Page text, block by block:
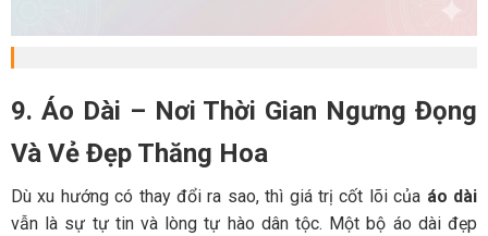
9. Áo Dài – Nơi Thời Gian Ngưng Đọng
Và Vẻ Đẹp Thăng Hoa
Dù xu hướng có thay đổi ra sao, thì giá trị cốt lõi của áo dài
vẫn là sự tự tin và lòng tự hào dân tộc. Một bộ áo dài đẹp